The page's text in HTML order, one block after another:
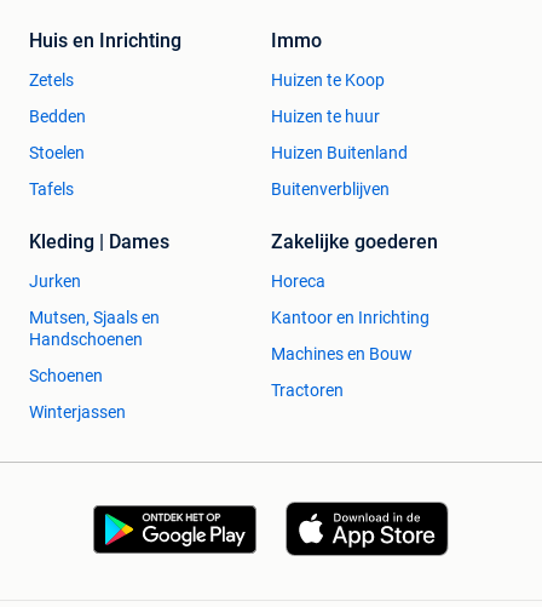
Huis en Inrichting
Zetels
Bedden
Stoelen
Tafels
Immo
Huizen te Koop
Huizen te huur
Huizen Buitenland
Buitenverblijven
Kleding | Dames
Jurken
Mutsen, Sjaals en
Handschoenen
Schoenen
Winterjassen
Zakelijke goederen
Horeca
Kantoor en Inrichting
Machines en Bouw
Tractoren